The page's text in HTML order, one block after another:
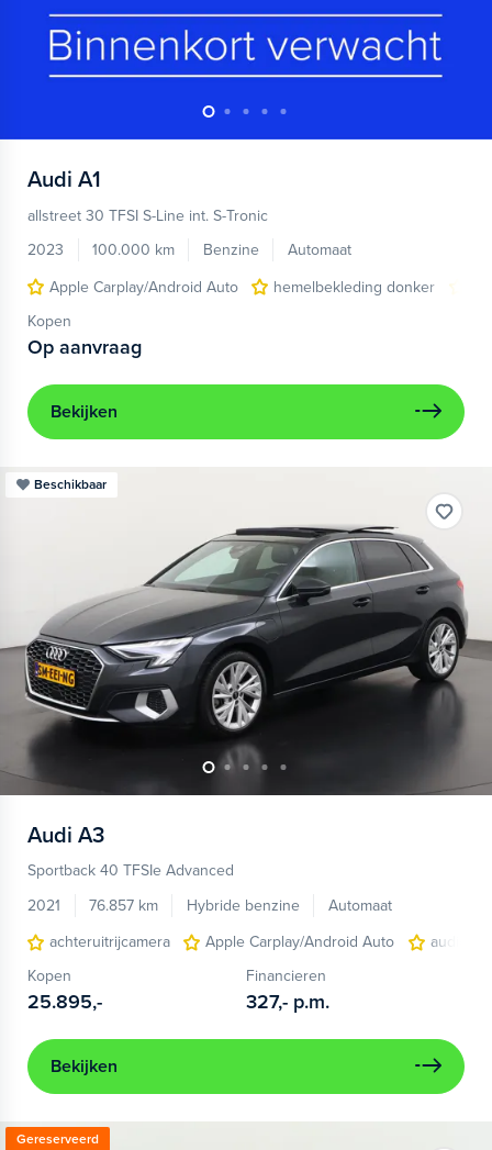
Audi A1
allstreet 30 TFSI S-Line int. S-Tronic
2023
100.000 km Benzine
Automaat
Apple Carplay/Android Auto
hemelbekleding donker
Kopen
Op aanvraag
Bekijken
Beschikbaar
Audi A3
Sportback 40 TFSIe Advanced
2021
76.857 km Hybride benzine
Automaat
achteruitrijcamera
Apple Carplay/Android Auto
audio
Kopen
25.895,-
Financieren
327,- p.m.
Bekijken
Gereserveerd